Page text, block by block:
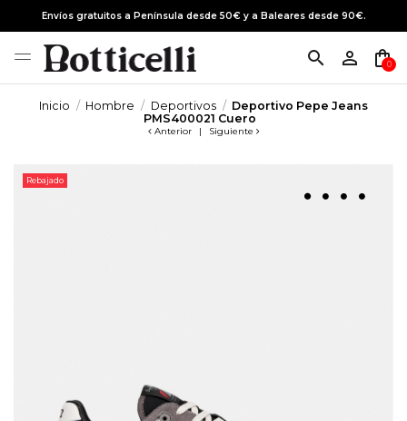
Envíos gratuitos a Península desde 50€ y a Baleares desde 90€.
search person_outline shopping_bag
0
Inicio Hombre Deportivos
Deportivo Pepe Jeans
PMS400021 Cuero
Anterior | Siguiente
Rebajado